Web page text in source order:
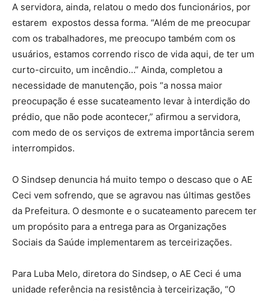
A servidora, ainda, relatou o medo dos funcionários, por
estarem expostos dessa forma. “Além de me preocupar
com os trabalhadores, me preocupo também com os
usuários, estamos correndo risco de vida aqui, de ter um
curto-circuito, um incêndio…” Ainda, completou a
necessidade de manutenção, pois “a nossa maior
preocupação é esse sucateamento levar à interdição do
prédio, que não pode acontecer,” afirmou a servidora,
com medo de os serviços de extrema importância serem
interrompidos.
O Sindsep denuncia há muito tempo o descaso que o AE
Ceci vem sofrendo, que se agravou nas últimas gestões
da Prefeitura. O desmonte e o sucateamento parecem ter
um propósito para a entrega para as Organizações
Sociais da Saúde implementarem as terceirizações.
Para Luba Melo, diretora do Sindsep, o AE Ceci é uma
unidade referência na resistência à terceirização, “O